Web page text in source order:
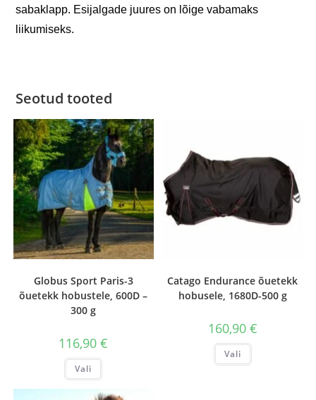
sabaklapp. Esijalgade juures on lõige vabamaks
liikumiseks.
Seotud tooted
Globus Sport Paris-3
õuetekk hobustele, 600D –
300 g
116,90€
Vali
Sellel
on
mitu
Catago Endurance õuetekk
hobusele, 1680D-500 g
160,90 €
Vali
Sellel
on